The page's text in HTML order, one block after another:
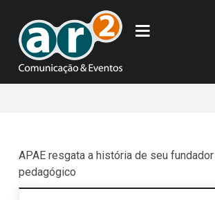
APAE resgata a história de seu
pedagógico